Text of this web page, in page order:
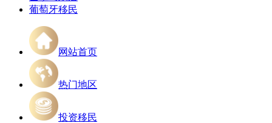
葡萄牙移民
网站首页
热门地区
投资移民